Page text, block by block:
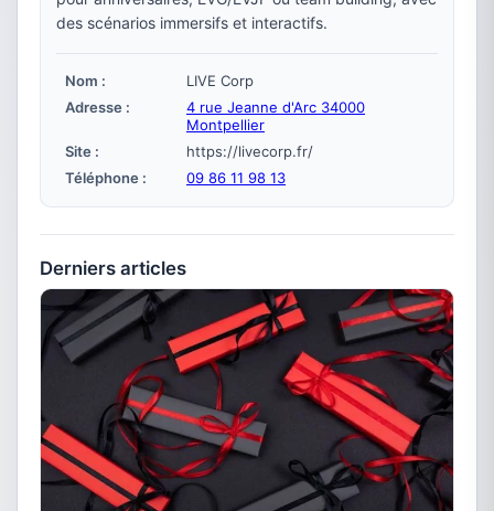
des scénarios immersifs et interactifs.
Nom :
LIVE Corp
Adresse :
4 rue Jeanne d'Arc 34000
Montpellier
Site :
https://livecorp.fr/
Téléphone :
09 86 11 98 13
Derniers articles